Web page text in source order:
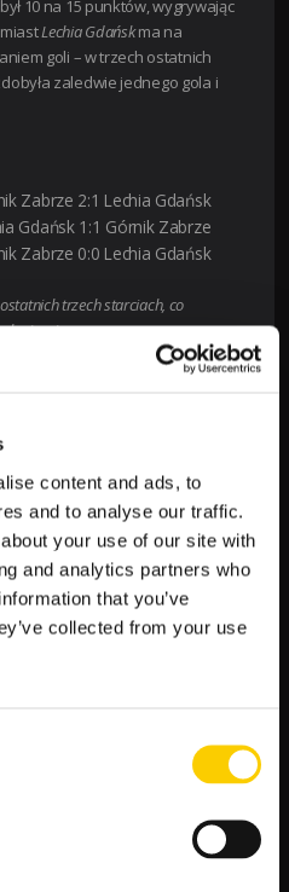
content and ads, to
and to analyse our traffic.
your use of our site with
and analytics partners who
that you’ve
collected from your use
10 na 15 punktów, wygrywając
Lechia Gdańskma na
goli – w trzech ostatnich
zaledwie jednego gola i
Zabrze 2:1 Lechia Gdańsk
Gdańsk 1:1 Górnik Zabrze
Zabrze 0:0 Lechia Gdańsk
trzech starciach, co
Wysoki procent przechwytów
do kontrataku.
Dwóch zawodników
strzelców
Trener często zmienia
rywala formacją 3–5–
obie ekipy mają względnie
lecz Lechia może mieć
Lechii w ataku: goście
a presja Górnika może ich